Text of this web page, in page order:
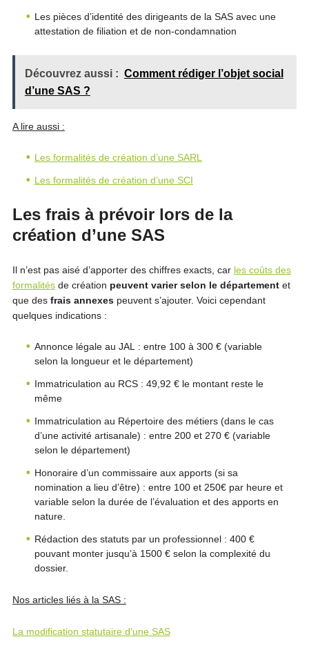
Les pièces d’identité des dirigeants de la SAS avec une
attestation de filiation et de non-condamnation
Découvrez aussi : Comment rédiger l’objet social
d’une SAS ?
A lire aussi :
Les formalités de création d’une SARL
Les formalités de création d’une SCI
Les frais à prévoir lors de la
création d’une SAS
Il n’est pas aisé d’apporter des chiffres exacts, car les coûts des
formalitésde création peuvent varier selon le départementet
que des frais annexespeuvent s’ajouter. Voici cependant
quelques indications :
Annonce légale au JAL : entre 100 à 300 € (variable
selon la longueur et le département)
Immatriculation au RCS : 49,92 € le montant reste le
même
Immatriculation au Répertoire des métiers (dans le cas
d’une activité artisanale) : entre 200 et 270 € (variable
selon le département)
Honoraire d’un commissaire aux apports (si sa
nomination a lieu d’être) : entre 100 et 250€ par heure et
variable selon la durée de l’évaluation et des apports en
nature.
Rédaction des statuts par un professionnel : 400 €
pouvant monter jusqu’à 1500 € selon la complexité du
dossier.
Nos articles liés à la SAS :
La modification statutaire d’une SAS